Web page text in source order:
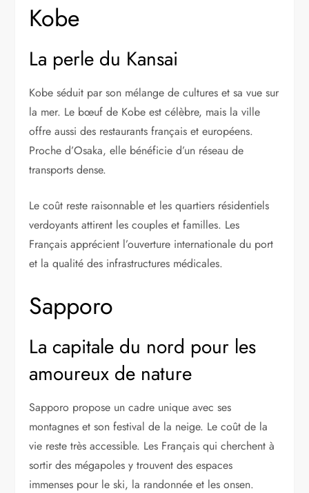
Kobe
La perle du Kansai
Kobe séduit par son mélange de cultures et sa vue sur
la mer. Le bœuf de Kobe est célèbre, mais la ville
offre aussi des restaurants français et européens.
Proche d’Osaka, elle bénéficie d’un réseau de
transports dense.
Le coût reste raisonnable et les quartiers résidentiels
verdoyants attirent les couples et familles. Les
Français apprécient l’ouverture internationale du port
et la qualité des infrastructures médicales.
Sapporo
La capitale du nord pour les
amoureux de nature
Sapporo propose un cadre unique avec ses
montagnes et son festival de la neige. Le coût de la
vie reste très accessible. Les Français qui cherchent à
sortir des mégapoles y trouvent des espaces
immenses pour le ski, la randonnée et les onsen.